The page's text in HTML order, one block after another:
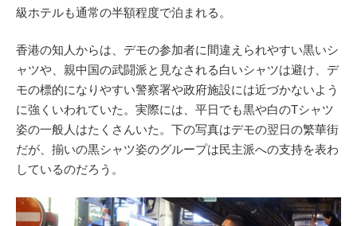
級ホテルも通常の半額程度で泊まれる。
香港の知人からは、デモの参加者に間違えられやすい黒いシ
ャツや、親中国の武闘派と見なされる白いシャツは避け、デ
モの標的になりやすい警察署や政府施設には近づかないよう
に強くいわれていた。実際には、平日でも黒や白のTシャツ
姿の一般人はたくさんいた。下の写真はデモの翌日の繁華街
だが、揃いの黒シャツ姿のグループは民主派への支持を表わ
しているのだろう。